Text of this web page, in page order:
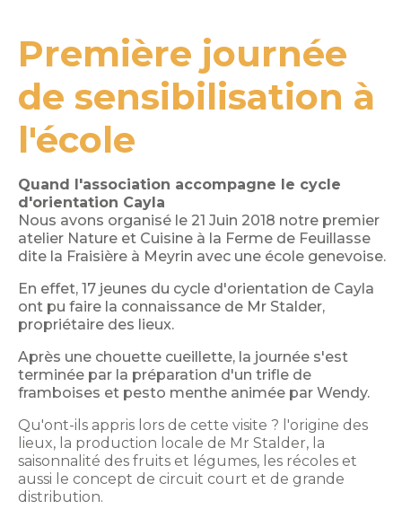
Première journée
de sensibilisation à
l'école
Quand l'association accompagne le cycle
d'orientation Cayla
Nous avons organisé le 21 Juin 2018 notre premier
atelier Nature et Cuisine à la Ferme de Feuillasse
dite la Fraisière à Meyrin avec une école genevoise.
En effet, 17 jeunes du cycle d'orientation de Cayla
ont pu faire la connaissance de Mr Stalder,
propriétaire des lieux.
Après une chouette cueillette, la journée s'est
terminée par la préparation d'un trifle de
framboises et pesto menthe animée par Wendy.
Qu'ont-ils appris lors de cette visite ? l'origine des
lieux, la production locale de Mr Stalder, la
saisonnalité des fruits et légumes, les récoles et
aussi le concept de circuit court et de grande
distribution.